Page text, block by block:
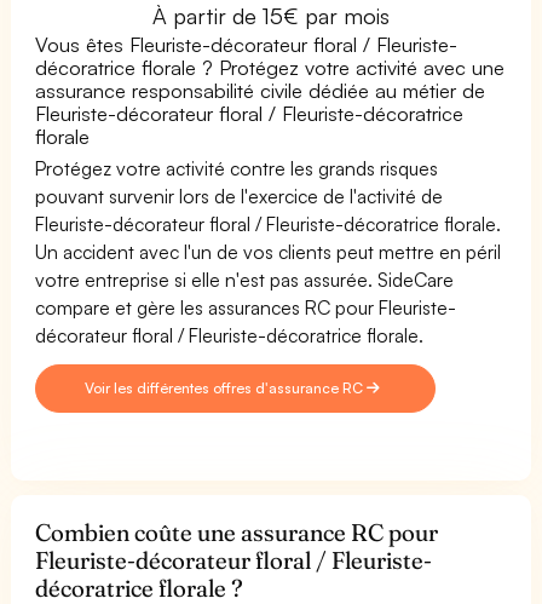
À partir de 15€ par mois
Vous êtes Fleuriste-décorateur floral / Fleuriste-
décoratrice florale ? Protégez votre activité avec une
assurance responsabilité civile dédiée au métier de
Fleuriste-décorateur floral / Fleuriste-décoratrice
florale
Protégez votre activité contre les grands risques
pouvant survenir lors de l'exercice de l'activité de
Fleuriste-décorateur floral / Fleuriste-décoratrice florale.
Un accident avec l'un de vos clients peut mettre en péril
votre entreprise si elle n'est pas assurée. SideCare
compare et gère les assurances RC pour Fleuriste-
décorateur floral / Fleuriste-décoratrice florale.
Voir les différentes offres d'assurance RC
Combien coûte une assurance RC pour
Fleuriste-décorateur floral / Fleuriste-
décoratrice florale ?